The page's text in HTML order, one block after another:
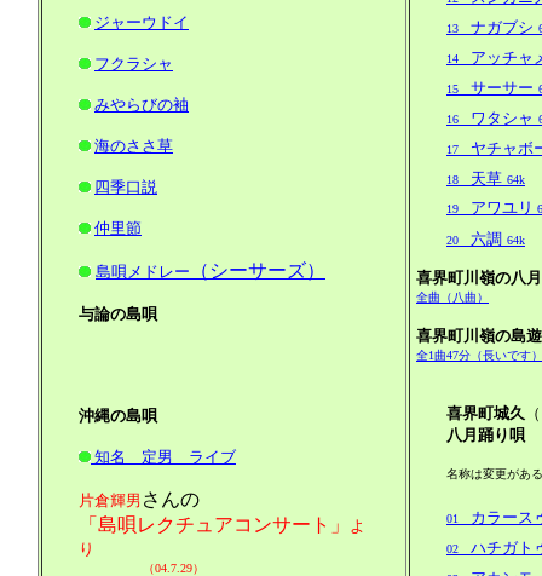
ジャーウドイ
フクラシャ
みやらびの袖
海のささ草
四季口説
仲里節
島唄メドレー （シーサーズ）
与論の島唄
沖縄の島唄
知名 定男 ライブ
片倉輝男 さんの
「島唄レクチュアコンサート」
よ
り
（04.7.29）
13 ナガブシ
14 アッチャ
15 サーサー
16 ワタシャ
17 ヤチャボ
18 天草 64k
19 アワユリ
20 六調 64k
喜界町川嶺の八
全曲（八曲）
喜界町川嶺の島
全1曲47分（長いです）
喜界町城久
八月踊り唄
名称は変更があ
01 カラース
02 ハチガト